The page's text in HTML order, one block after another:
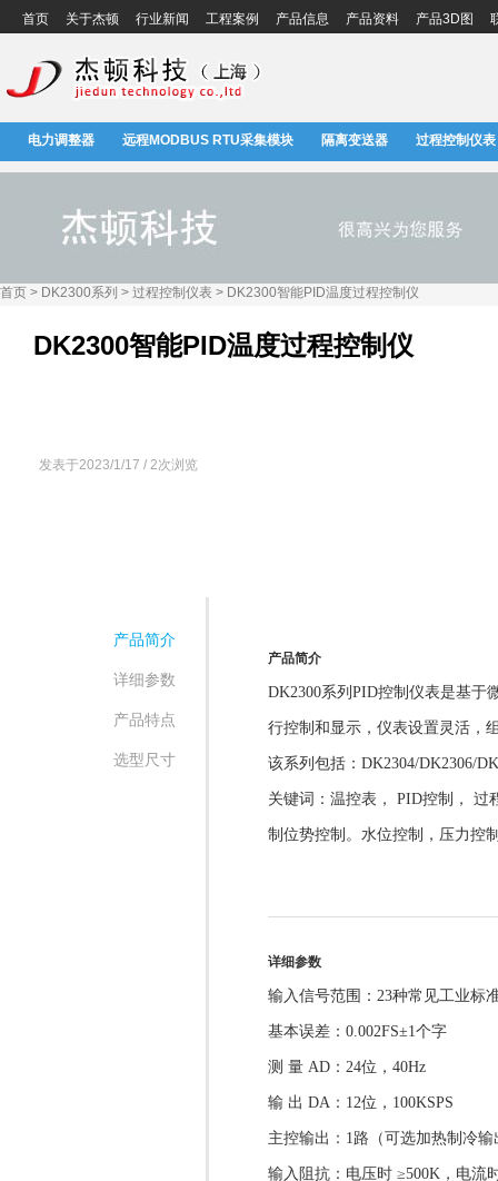
首页 关于杰顿 行业新闻 工程案例 产品信息 产品资料 产品3D图
电力调整器 远程MODBUS RTU采集模块 隔离变送器 过程控制仪表
首页 > DK2300系列 > 过程控制仪表 > DK2300智能PID温度过程控制仪
DK2300智能PID温度过程控制仪
发表于2023/1/17 / 2次浏览
产品简介
详细参数
产品特点
选型尺寸
产品简介
DK2300系列PID控制仪表是基于
行控制和显示，仪表设置灵活，
该系列包括：DK2304/DK2306/
关键词：温控表， PID控制， 过
制位势控制。水位控制，压力控
详细参数
输入信号范围：23种常见工业标
基本误差：0.002FS±1个字
测 量 AD：24位，40Hz
输 出 DA：12位，100KSPS
主控输出：1路（可选加热制冷
输入阻抗：电压时 ≥500K，电流